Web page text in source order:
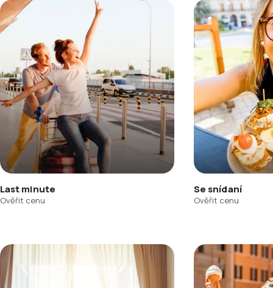
Last minute
Ověřit cenu
Se snídaní
Ověřit cenu